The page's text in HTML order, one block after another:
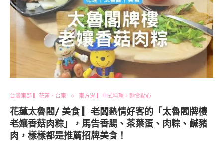
台灣東部 ▎花蓮、台東 東方胃 ▎中式料理。麵食點心
花蓮太魯閣/ 美食 ▎老闆熱情好客的「太魯閣牌樓
老孃香菇肉粽」，馬告香腸、茶葉蛋、肉粽、鹹豬
肉，樣樣都是推薦招牌美食！